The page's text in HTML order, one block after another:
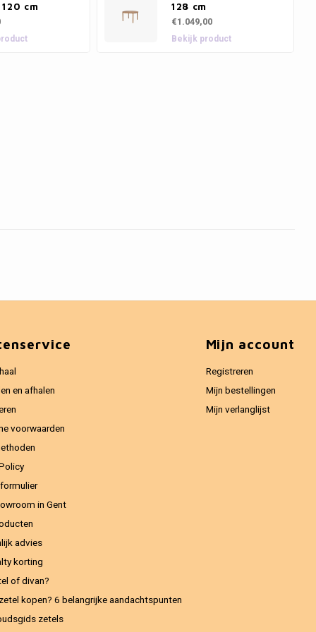
cm 128 cm
€1.049,00
Bekijk product
en afhalen
voorwaarden
in Gent
advies
korting
of divan?
kopen? 6 belangrijke aandachtspunten
zetels
Mijn account
Registreren
Mijn bestellingen
Mijn verlanglijst